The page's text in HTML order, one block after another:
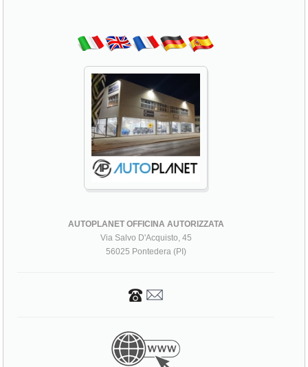
AUTOPLANET OFFICINA AUTORIZZATA
Via Salvo D'Acquisto, 45
56025 Pontedera (PI)